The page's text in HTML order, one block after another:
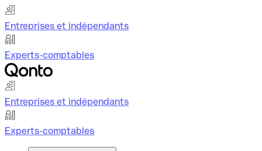
Entreprises et indépendants
Experts-comptables
Entreprises et indépendants
Experts-comptables